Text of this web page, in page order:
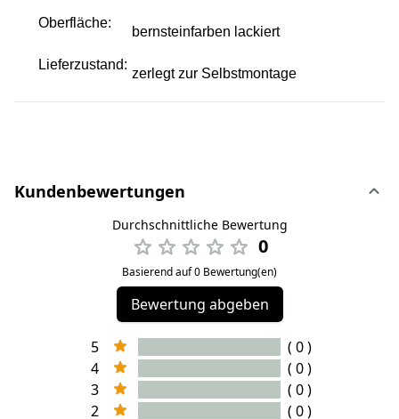
Oberfläche:
bernsteinfarben lackiert
Lieferzustand:
zerlegt zur Selbstmontage
Kundenbewertungen
Durchschnittliche Bewertung
0
Basierend auf 0 Bewertung(en)
Bewertung abgeben
5
( 0 )
4
( 0 )
3
( 0 )
2
( 0 )